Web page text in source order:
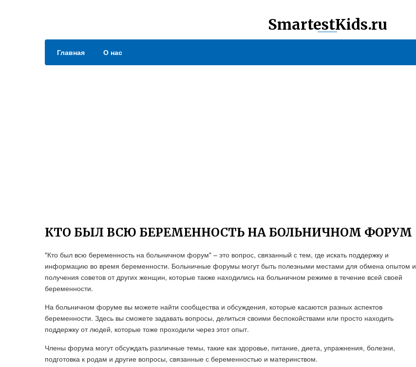
SmartestKids.ru
Главная О нас
КТО БЫЛ ВСЮ БЕРЕМЕННОСТЬ НА БОЛЬНИЧНОМ ФОРУМ
"Кто был всю беременность на больничном форум" – это вопрос, связанный с тем, где искать поддержку и
информацию во время беременности. Больничные форумы могут быть полезными местами для обмена опытом и
получения советов от других женщин, которые также находились на больничном режиме в течение всей своей
беременности.
На больничном форуме вы можете найти сообщества и обсуждения, которые касаются разных аспектов
беременности. Здесь вы сможете задавать вопросы, делиться своими беспокойствами или просто находить
поддержку от людей, которые тоже проходили через этот опыт.
Члены форума могут обсуждать различные темы, такие как здоровье, питание, диета, упражнения, болезни,
подготовка к родам и другие вопросы, связанные с беременностью и материнством.